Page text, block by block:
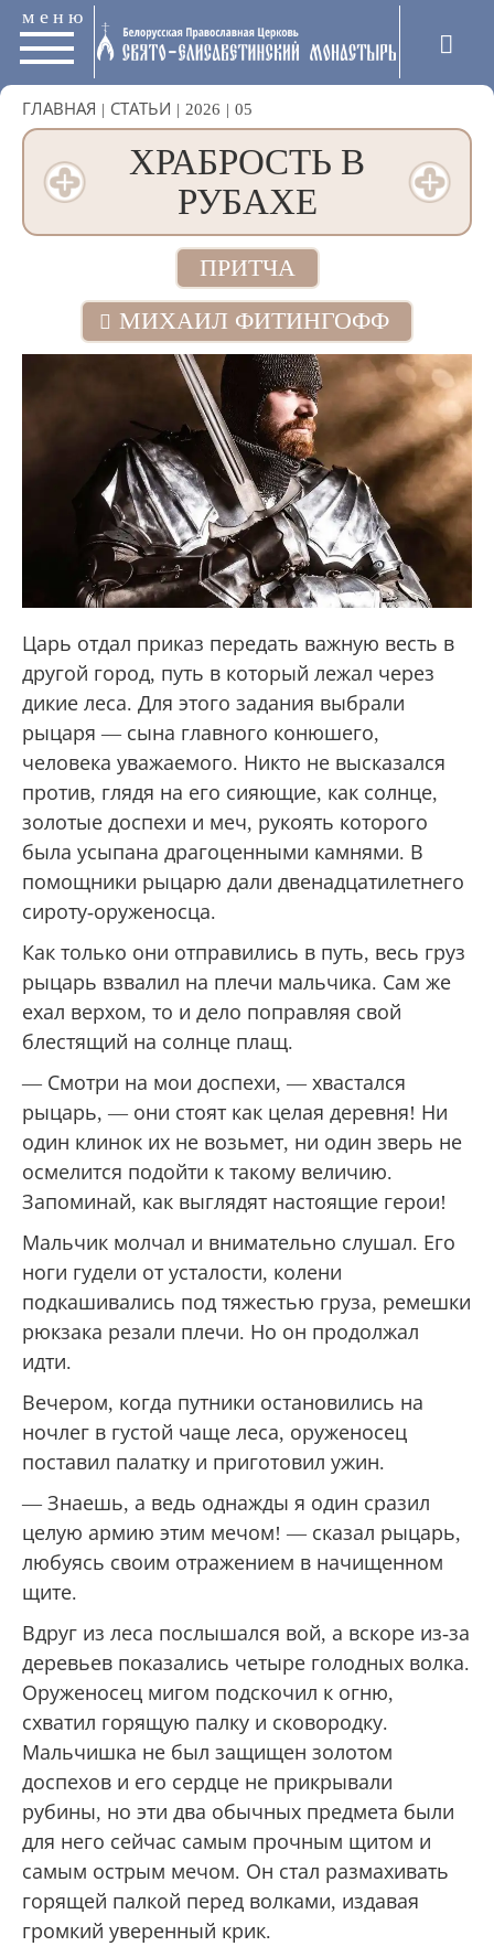
меню
ГЛАВНАЯ | СТАТЬИ | 2026 | 05
ХРАБРОСТЬ В
РУБАХЕ
ПРИТЧА
МИХАИЛ ФИТИНГОФФ
Царь отдал приказ передать важную весть в
другой город, путь в который лежал через
дикие леса. Для этого задания выбрали
рыцаря — сына главного конюшего,
человека уважаемого. Никто не высказался
против, глядя на его сияющие, как солнце,
золотые доспехи и меч, рукоять которого
была усыпана драгоценными камнями. В
помощники рыцарю дали двенадцатилетнего
сироту-оруженосца.
Как только они отправились в путь, весь груз
рыцарь взвалил на плечи мальчика. Сам же
ехал верхом, то и дело поправляя свой
блестящий на солнце плащ.
— Смотри на мои доспехи, — хвастался
рыцарь, — они стоят как целая деревня! Ни
один клинок их не возьмет, ни один зверь не
осмелится подойти к такому величию.
Запоминай, как выглядят настоящие герои!
Мальчик молчал и внимательно слушал. Его
ноги гудели от усталости, колени
подкашивались под тяжестью груза, ремешки
рюкзака резали плечи. Но он продолжал
идти.
Вечером, когда путники остановились на
ночлег в густой чаще леса, оруженосец
поставил палатку и приготовил ужин.
— Знаешь, а ведь однажды я один сразил
целую армию этим мечом! — сказал рыцарь,
любуясь своим отражением в начищенном
щите.
Вдруг из леса послышался вой, а вскоре из-за
деревьев показались четыре голодных волка.
Оруженосец мигом подскочил к огню,
схватил горящую палку и сковородку.
Мальчишка не был защищен золотом
доспехов и его сердце не прикрывали
рубины, но эти два обычных предмета были
для него сейчас самым прочным щитом и
самым острым мечом. Он стал размахивать
горящей палкой перед волками, издавая
громкий уверенный крик.